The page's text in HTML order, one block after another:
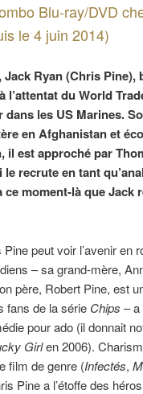
Blu-ray/DVD
le 4 juin 2014)
Jack Ryan (Chris
l’attentat du World
dans les US Marines.
en Afghanistan et
il est approché par
recrute en tant
ce moment-là que Jack
peut voir l’avenir en
– sa grand-mère,
père, Robert Pine, est
fans de la série Chips – a
pour ado (il donnait
Girlen 2006).
film de genre (Infectés,
Pine a l’étoffe des